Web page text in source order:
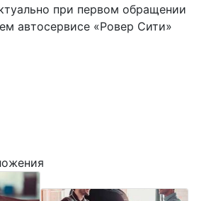
при первом обращении
автосервисе «Ровер Сити»